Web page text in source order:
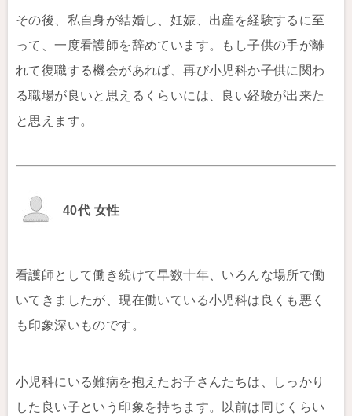
その後、私自身が結婚し、妊娠、出産を経験するに至
って、一度看護師を辞めています。もし子供の手が離
れて復職する機会があれば、再び小児科か子供に関わ
る職場が良いと思えるくらいには、良い経験が出来た
と思えます。
40代 女性
看護師として働き続けて早数十年、いろんな場所で働
いてきましたが、現在働いている小児科は良くも悪く
も印象深いものです。
小児科にいる難病を抱えたお子さんたちは、しっかり
した良い子という印象を持ちます。以前は同じくらい